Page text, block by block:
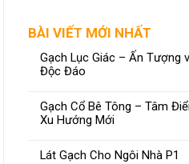
GM61201
ĐỌC TIẾP
BÀI VIẾT MỚI NHẤT
Gạch Lục Giác – Ấn Tượng
Độc Đáo
Gạch Cổ Bê Tông – Tâm
Xu Hướng Mới
Lát Gạch Cho Ngôi Nhà P1